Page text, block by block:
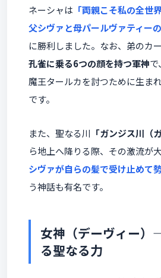
ネーシャは 「両親こそ私の全世
父シヴァと母パールヴァティー
に勝利しました。なお、弟のカ
孔雀に乗る6つの顔を持つ軍神
魔王タールカを討つために生ま
です。
また、聖なる川 「ガンジス川（
ら地上へ降りる際、その激流が
シヴァが自らの髪で受け止めて
う神話も有名です。
女神（デーヴィー）
る聖なる力